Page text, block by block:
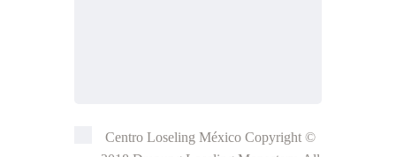
Centro Loseling México Copyright ©